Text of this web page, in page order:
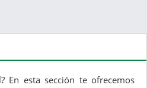
En esta sección te ofrecemos